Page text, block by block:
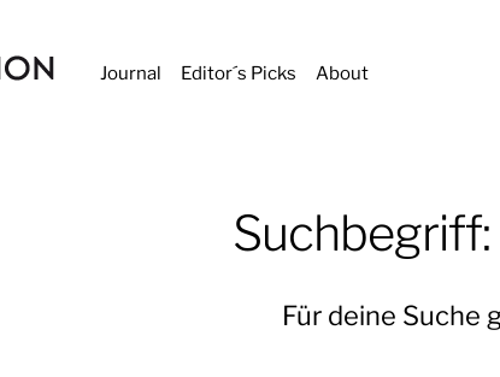
Journal Editor´s Picks About
Suchbegriff:
Für deine Suche